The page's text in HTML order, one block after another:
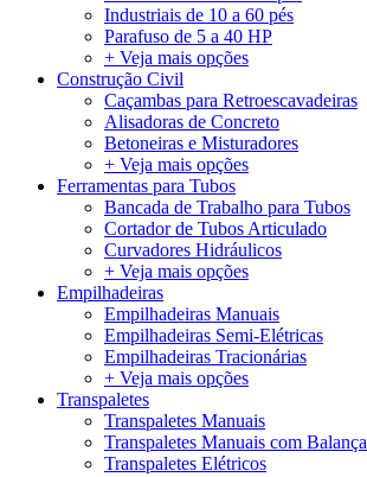
Industriais de 10 a 60 pés
Parafuso de 5 a 40 HP
+ Veja mais opções
Construção Civil
Caçambas para Retroescavadeiras
Alisadoras de Concreto
Betoneiras e Misturadores
+ Veja mais opções
Ferramentas para Tubos
Bancada de Trabalho para Tubos
Cortador de Tubos Articulado
Curvadores Hidráulicos
+ Veja mais opções
Empilhadeiras
Empilhadeiras Manuais
Empilhadeiras Semi-Elétricas
Empilhadeiras Tracionárias
+ Veja mais opções
Transpaletes
Transpaletes Manuais
Transpaletes Manuais com Balança
Transpaletes Elétricos